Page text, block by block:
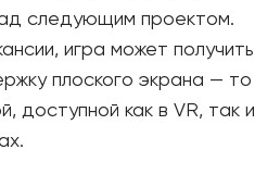
следующим проектом.
игра может получить
плоского экрана — то
доступной как в VR, так и